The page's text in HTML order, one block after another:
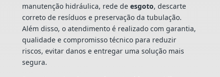
manutenção hidráulica, rede de esgoto, descarte
correto de resíduos e preservação da tubulação.
Além disso, o atendimento é realizado com garantia,
qualidade e compromisso técnico para reduzir
riscos, evitar danos e entregar uma solução mais
segura.